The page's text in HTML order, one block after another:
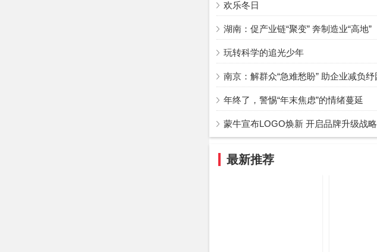
欢乐冬日
湖南：促产业链“聚变” 奔制造业“高地”
玩转科学的追光少年
南京：解群众“急难愁盼” 助企业减负纾
年终了，警惕“年末焦虑”的情绪蔓延
蒙牛宣布LOGO焕新 开启品牌升级战略
最新推荐